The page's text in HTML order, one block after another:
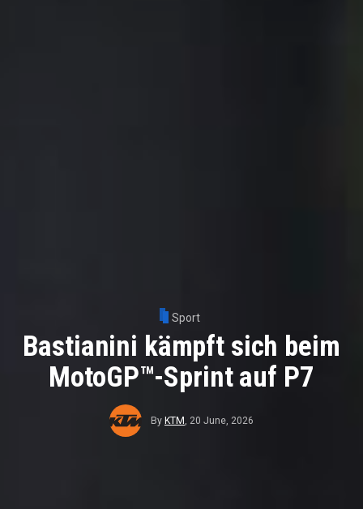
Sport
Bastianini kämpft sich beim
MotoGP™-Sprint auf P7
By KTM , 20 June, 2026